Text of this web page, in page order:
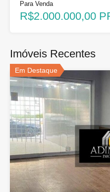
Para Venda
R$2.000.000,00
Imóveis Recentes
Em Destaque